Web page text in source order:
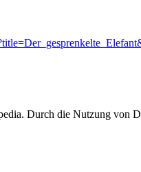
Durch die Nutzung von